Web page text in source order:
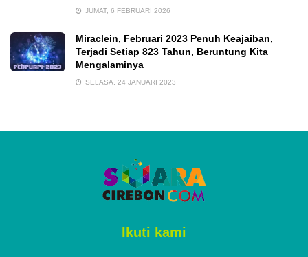
JUMAT, 6 FEBRUARI 2026
Miraclein, Februari 2023 Penuh Keajaiban,
Terjadi Setiap 823 Tahun, Beruntung Kita
Mengalaminya
SELASA, 24 JANUARI 2023
Ikuti kami